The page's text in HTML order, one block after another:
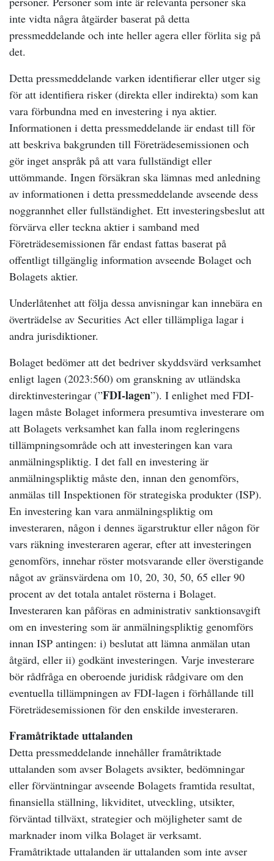
inte vidta några åtgärder baserat på detta
pressmeddelande och inte heller agera eller förlita sig på
det.
Detta pressmeddelande varken identifierar eller utger sig
för att identifiera risker (direkta eller indirekta) som kan
vara förbundna med en investering i nya aktier.
Informationen i detta pressmeddelande är endast till för
att beskriva bakgrunden till Företrädesemissionen och
gör inget anspråk på att vara fullständigt eller
uttömmande. Ingen försäkran ska lämnas med anledning
av informationen i detta pressmeddelande avseende dess
noggrannhet eller fullständighet. Ett investeringsbeslut att
förvärva eller teckna aktier i samband med
Företrädesemissionen får endast fattas baserat på
offentligt tillgänglig information avseende Bolaget och
Bolagets aktier.
Underlåtenhet att följa dessa anvisningar kan innebära en
överträdelse av Securities Act eller tillämpliga lagar i
andra jurisdiktioner.
Bolaget bedömer att det bedriver skyddsvärd verksamhet
enligt lagen (2023:560) om granskning av utländska
direktinvesteringar (”FDI-lagen”). I enlighet med FDI-
lagen måste Bolaget informera presumtiva investerare om
att Bolagets verksamhet kan falla inom regleringens
tillämpningsområde och att investeringen kan vara
anmälningspliktig. I det fall en investering är
anmälningspliktig måste den, innan den genomförs,
anmälas till Inspektionen för strategiska produkter (ISP).
En investering kan vara anmälningspliktig om
investeraren, någon i dennes ägarstruktur eller någon för
vars räkning investeraren agerar, efter att investeringen
genomförs, innehar röster motsvarande eller överstigande
något av gränsvärdena om 10, 20, 30, 50, 65 eller 90
procent av det totala antalet rösterna i Bolaget.
Investeraren kan påföras en administrativ sanktionsavgift
om en investering som är anmälningspliktig genomförs
innan ISP antingen: i) beslutat att lämna anmälan utan
åtgärd, eller ii) godkänt investeringen. Varje investerare
bör rådfråga en oberoende juridisk rådgivare om den
eventuella tillämpningen av FDI-lagen i förhållande till
Företrädesemissionen för den enskilde investeraren.
Framåtriktade uttalanden
Detta pressmeddelande innehåller framåtriktade
uttalanden som avser Bolagets avsikter, bedömningar
eller förväntningar avseende Bolagets framtida resultat,
finansiella ställning, likviditet, utveckling, utsikter,
förväntad tillväxt, strategier och möjligheter samt de
marknader inom vilka Bolaget är verksamt.
Framåtriktade uttalanden är uttalanden som inte avser